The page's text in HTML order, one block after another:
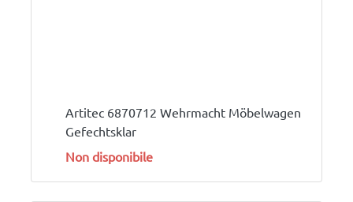
Artitec 6870712 Wehrmacht Möbelwagen
Gefechtsklar
Non disponibile